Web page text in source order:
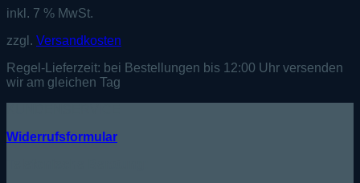
inkl. 7 % MwSt.
zzgl. Versandkosten
Regel-Lieferzeit: bei Bestellungen bis 12:00 Uhr versenden
wir am gleichen Tag
Widerrufsformular